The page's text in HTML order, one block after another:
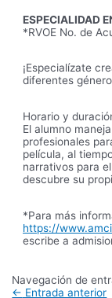
ESPECIALIDAD
*RVOE No. de
¡Especialízate
diferentes
Horario y
El alumno
profesionales
película, al
narrativos para
descubre su
*Para más
https://
escribe a
Navegación de
← Entrada anterior